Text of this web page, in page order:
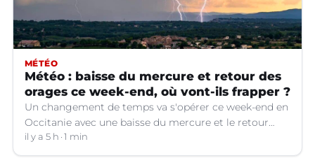
MÉTÉO
Météo : baisse du mercure et retour des
orages ce week-end, où vont-ils frapper ?
Un changement de temps va s'opérer ce week-end en
Occitanie avec une baisse du mercure et le retour
d'orages dans certains départements.
il y a 5 h 1 min